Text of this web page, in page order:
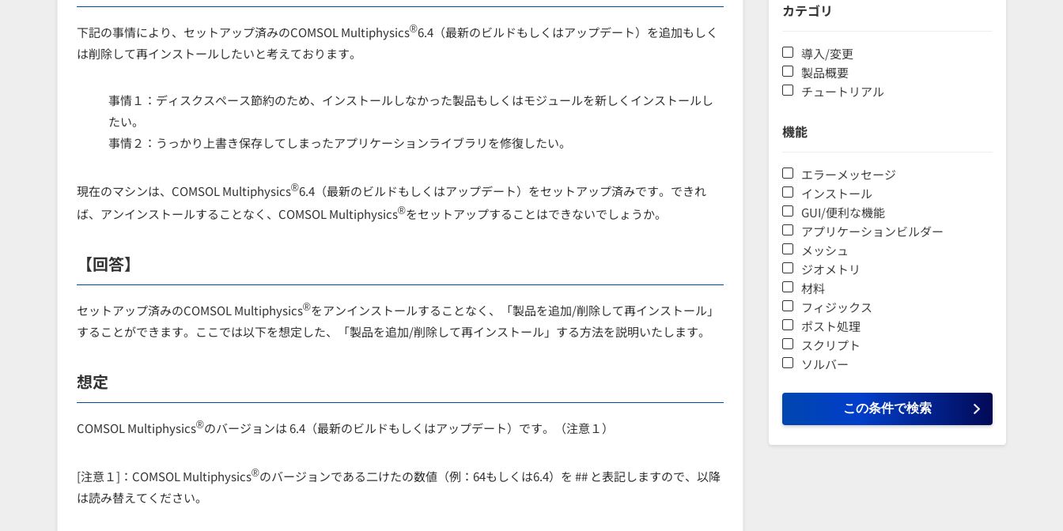
下記の事情により、セットアップ済みのCOMSOL Multiphysics®6.4 （最新のビルドもしくはアップデート） を追加もしく
は削除して再インストールしたいと考えております。
事情１：ディスクスペース節約のため、インストールしなかった製品もしくはモジュールを新しくインストールし
たい。
事情２：うっかり上書き保存してしまったアプリケーションライブラリを修復したい。
現在のマシンは、COMSOL Multiphysics®6.4 （最新のビルドもしくはアップデート） をセットアップ済みです。できれ
ば、アンインストールすることなく、COMSOL Multiphysics®をセットアップすることはできないでしょうか。
【回答】
セットアップ済みのCOMSOL Multiphysics®をアンインストールすることなく、「製品を追加/削除して再インストール」
することができます。ここでは以下を想定した、「製品を追加/削除して再インストール」する方法を説明いたします。
想定
COMSOL Multiphysics®のバージョンは 6.4 （最新のビルドもしくはアップデート） です。（注意１）
[注意１]：COMSOL Multiphysics®のバージョンである二けたの数値（例：64もしくは6.4）を ## と表記しますので、以降
は読み替えてください。
カテゴリ
導入/変更
製品概要
チュートリアル
機能
エラーメッセージ
インストール
GUI/便利な機能
アプリケーションビルダー
メッシュ
ジオメトリ
材料
フィジックス
ポスト処理
スクリプト
ソルバー